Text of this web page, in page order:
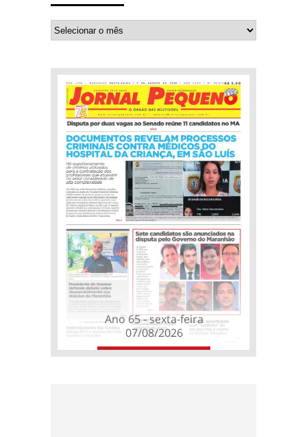
Ano 65 - sexta-feira
07/08/2026